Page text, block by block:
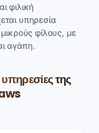
φιλική
υπηρεσία
φίλους, με
αγάπη.
της